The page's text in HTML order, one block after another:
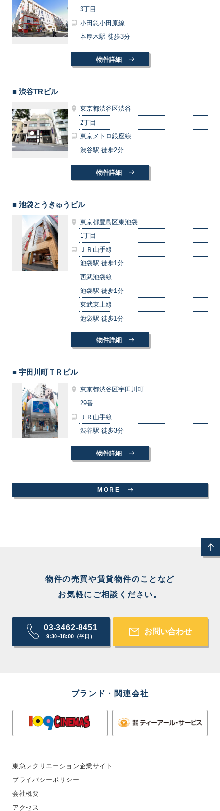
3丁目
小田急小田原線
本厚木駅 徒歩3分
物件詳細
■ 渋谷TRビル
東京都渋谷区渋谷
2丁目
東京メトロ銀座線
渋谷駅 徒歩2分
物件詳細
■ 池袋とうきゅうビル
東京都豊島区東池袋
1丁目
ＪＲ山手線
池袋駅 徒歩1分
西武池袋線
池袋駅 徒歩1分
東武東上線
池袋駅 徒歩1分
物件詳細
■ 宇田川町ＴＲビル
東京都渋谷区宇田川町
29番
ＪＲ山手線
渋谷駅 徒歩3分
物件詳細
MORE
物件の売買や賃貸物件のことなど
お気軽にご相談ください。
03-3462-8451
9:30~18:00（平日）
お問い合わせ
ブランド・関連会社
東急レクリエーション企業サイト
プライバシーポリシー
会社概要
アクセス